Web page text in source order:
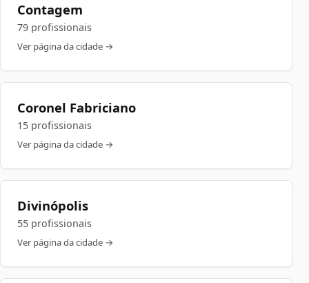
Contagem
79 profissionais
Ver página da cidade →
Coronel Fabriciano
15 profissionais
Ver página da cidade →
Divinópolis
55 profissionais
Ver página da cidade →